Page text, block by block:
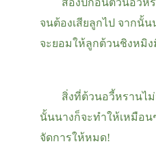
จนต้องเสียลูกไป จากนั้
จะยอมให้ลูกต้วนชิงหมิง
สิ่งที่ต้วนอวี้หรานไ
นั้นนางก็จะทำให้เหมือน
จัดการให้หมด!